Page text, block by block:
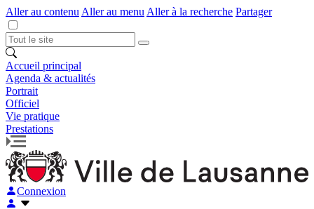
Aller au contenu Aller au menu Aller à la recherche Partager
Accueil principal
Agenda & actualités
Portrait
Officiel
Vie pratique
Prestations
Connexion